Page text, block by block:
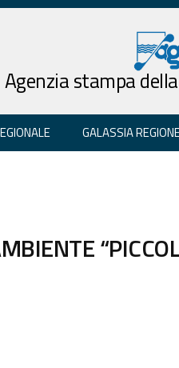
Agenzia stampa
GALASSIA